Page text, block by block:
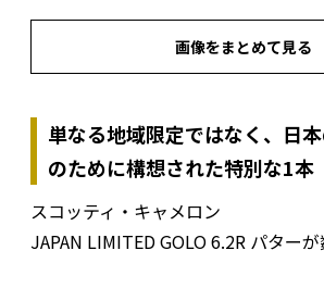
画像をまとめて見る
単なる地域限定ではなく、日
のために構想された特別な1本
スコッティ・キャメロン
JAPAN LIMITED GOLO 6.2R パター